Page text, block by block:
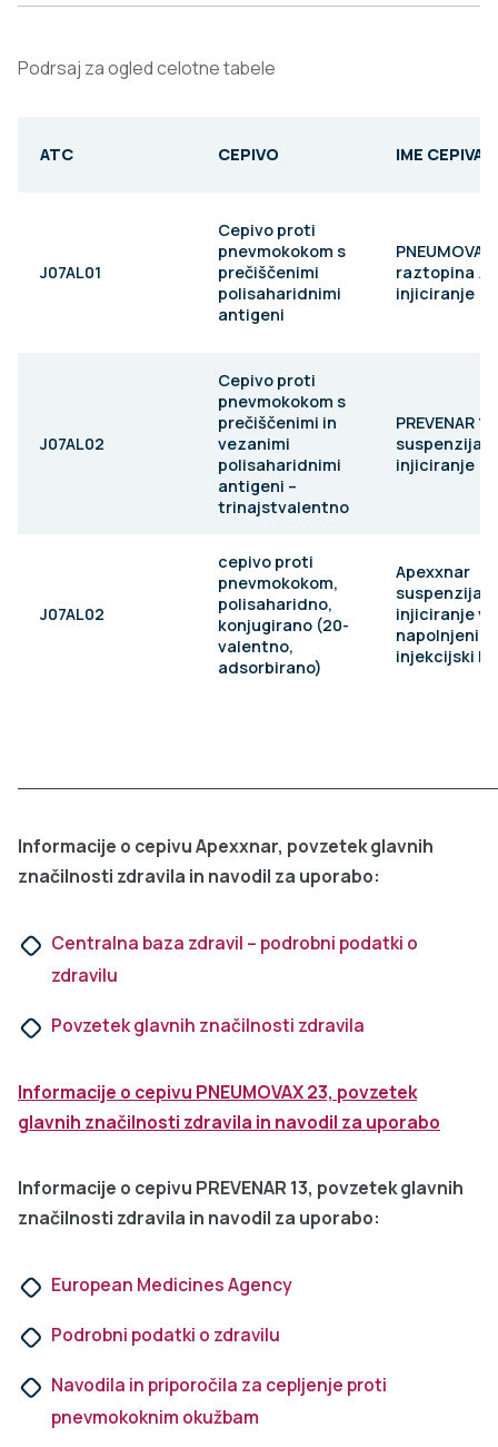
Podrsaj za ogled celotne tabele
ATC CEPIVO IME CEPIVA
J07AL01
Cepivo proti
pnevmokokom s
prečiščenimi
polisaharidnimi
antigeni
raztopina za
injiciranje
J07AL02
Cepivo proti
pnevmokokom s
prečiščenimi in
vezanimi
polisaharidnimi
antigeni –
trinajstvalentno
PREVENAR 13
suspenzija
injiciranje
J07AL02
cepivo proti
pnevmokokom,
polisaharidno,
konjugirano (20-
valentno,
adsorbirano)
Apexxnar
suspenzija
injiciranje v
napolnjeni
injekcijski
Informacije o cepivu Apexxnar, povzetek glavnih
značilnosti zdravila in navodil za uporabo:
Centralna baza zdravil – podrobni podatki o
zdravilu
Povzetek glavnih značilnosti zdravila
Informacije o cepivu PNEUMOVAX 23, povzetek
glavnih značilnosti zdravila in navodil za uporabo
Informacije o cepivu PREVENAR 13, povzetek glavnih
značilnosti zdravila in navodil za uporabo:
European Medicines Agency
Podrobni podatki o zdravilu
Navodila in priporočila za cepljenje proti
pnevmokoknim okužbam